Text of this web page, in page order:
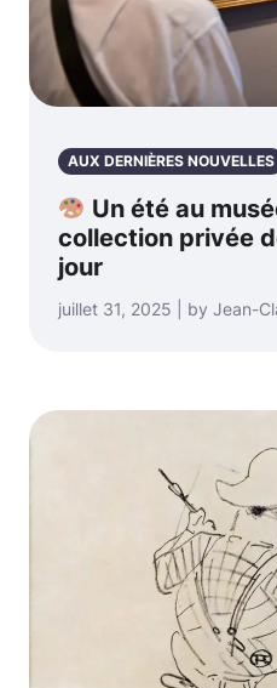
AUX DERNIÈRES NOUVELLES
Un été au
collection privée
jour
juillet 31, 2025 | by Jean-